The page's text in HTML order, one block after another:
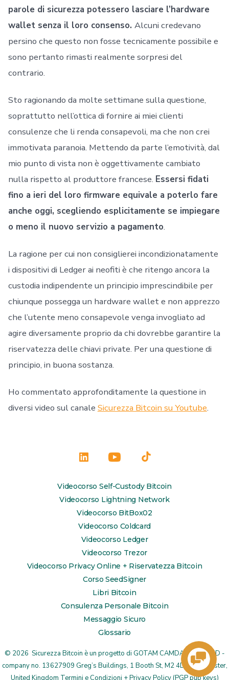
parole di sicurezza potessero lasciare l’hardware
wallet senza il loro consenso. Alcuni credevano
persino che questo non fosse tecnicamente possibile e
sono pertanto rimasti realmente sorpresi del
contrario.
Sto ragionando da molte settimane sulla questione,
soprattutto nell’ottica di fornire ai miei clienti
consulenze che li renda consapevoli, ma che non crei
immotivata paranoia. Mettendo da parte l’emotività, dal
mio punto di vista non è oggettivamente cambiato
nulla rispetto al produttore francese. Essersi fidati
fino a ieri del loro firmware equivale a poterlo fare
anche oggi, scegliendo esplicitamente se impiegare
o meno il nuovo servizio a pagamento.
La ragione per cui non consiglierei incondizionatamente
i dispositivi di Ledger ai neofiti è che ritengo ancora la
custodia indipendente un principio imprescindibile per
chiunque possegga un hardware wallet e non apprezzo
che l’utente meno consapevole venga invogliato ad
agire diversamente proprio da chi dovrebbe garantire la
riservatezza delle chiavi private. Per una questione di
principio, in buona sostanza.
Ho commentato approfonditamente la questione in
diversi video sul canale Sicurezza Bitcoin su Youtube.
Apri
LinkedIn
in
una
nuova
scheda
Apri
YouTube
in
una
nuova
scheda
Apri
TikTok
in
una
nuova
scheda
Videocorso Self-Custody Bitcoin
Videocorso Lightning Network
Videocorso BitBox02
Videocorso Coldcard
Videocorso Ledger
Videocorso Trezor
Videocorso Privacy Online + Riservatezza Bitcoin
Corso SeedSigner
Libri Bitcoin
Consulenza Personale Bitcoin
Messaggio Sicuro
Glossario
© 2026 Sicurezza Bitcoin è un progetto di GOTAM CAMDA MEDIA LTD -
company no. 13627909 Greg’s Buildings, 1 Booth St, M2 4DU Manchester,
United Kingdom Termini e Condizioni + Privacy Policy(PGP pub keys)